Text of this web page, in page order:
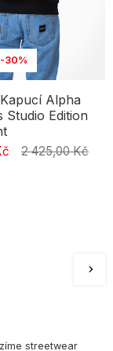
-30%
Alpha
Studio Edition
2 425,00 Kč
streetwear